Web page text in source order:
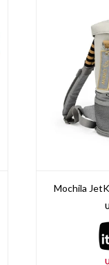
Mochila